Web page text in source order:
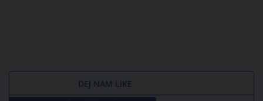
DEJ NÁM LIKE